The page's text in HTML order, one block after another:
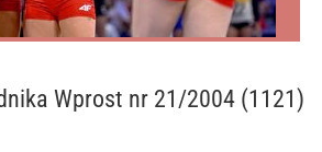
Wprost nr 21/2004 (1121)